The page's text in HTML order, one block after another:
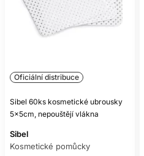
Oficiální distribuce
Sibel 60ks kosmetické ubrousky
5x5cm, nepouštějí vlákna
Sibel
Kosmetické pomůcky